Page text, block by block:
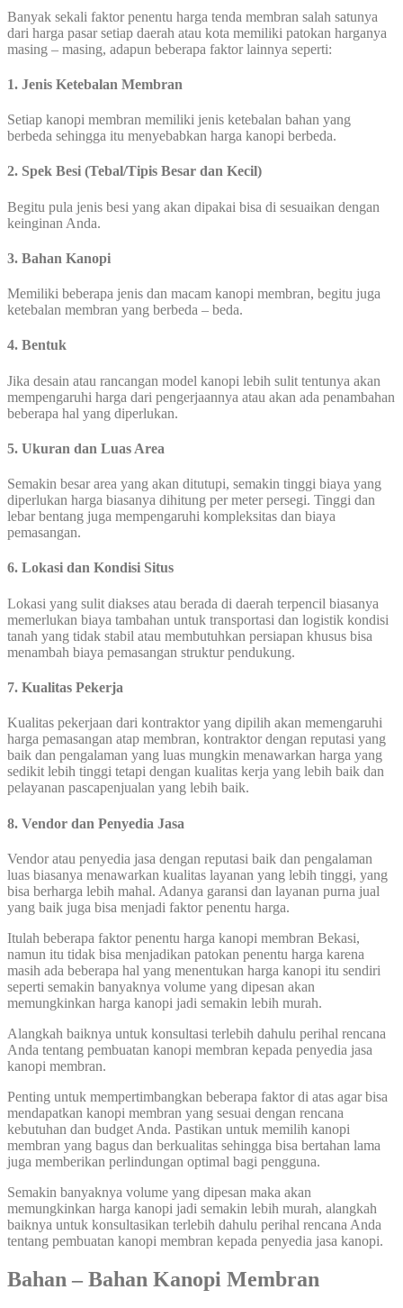
Banyak sekali faktor penentu harga tenda membran salah satunya
dari harga pasar setiap daerah atau kota memiliki patokan harganya
masing – masing, adapun beberapa faktor lainnya seperti:
1. Jenis Ketebalan Membran
Setiap kanopi membran memiliki jenis ketebalan bahan yang
berbeda sehingga itu menyebabkan harga kanopi berbeda.
2. Spek Besi (Tebal/Tipis Besar dan Kecil)
Begitu pula jenis besi yang akan dipakai bisa di sesuaikan dengan
keinginan Anda.
3. Bahan Kanopi
Memiliki beberapa jenis dan macam kanopi membran, begitu juga
ketebalan membran yang berbeda – beda.
4. Bentuk
Jika desain atau rancangan model kanopi lebih sulit tentunya akan
mempengaruhi harga dari pengerjaannya atau akan ada penambahan
beberapa hal yang diperlukan.
5. Ukuran dan Luas Area
Semakin besar area yang akan ditutupi, semakin tinggi biaya yang
diperlukan harga biasanya dihitung per meter persegi. Tinggi dan
lebar bentang juga mempengaruhi kompleksitas dan biaya
pemasangan.
6. Lokasi dan Kondisi Situs
Lokasi yang sulit diakses atau berada di daerah terpencil biasanya
memerlukan biaya tambahan untuk transportasi dan logistik kondisi
tanah yang tidak stabil atau membutuhkan persiapan khusus bisa
menambah biaya pemasangan struktur pendukung.
7. Kualitas Pekerja
Kualitas pekerjaan dari kontraktor yang dipilih akan memengaruhi
harga pemasangan atap membran, kontraktor dengan reputasi yang
baik dan pengalaman yang luas mungkin menawarkan harga yang
sedikit lebih tinggi tetapi dengan kualitas kerja yang lebih baik dan
pelayanan pascapenjualan yang lebih baik.
8. Vendor dan Penyedia Jasa
Vendor atau penyedia jasa dengan reputasi baik dan pengalaman
luas biasanya menawarkan kualitas layanan yang lebih tinggi, yang
bisa berharga lebih mahal. Adanya garansi dan layanan purna jual
yang baik juga bisa menjadi faktor penentu harga.
Itulah beberapa faktor penentu harga kanopi membran Bekasi,
namun itu tidak bisa menjadikan patokan penentu harga karena
masih ada beberapa hal yang menentukan harga kanopi itu sendiri
seperti semakin banyaknya volume yang dipesan akan
memungkinkan harga kanopi jadi semakin lebih murah.
Alangkah baiknya untuk konsultasi terlebih dahulu perihal rencana
Anda tentang pembuatan kanopi membran kepada penyedia jasa
kanopi membran.
Penting untuk mempertimbangkan beberapa faktor di atas agar bisa
mendapatkan kanopi membran yang sesuai dengan rencana
kebutuhan dan budget Anda. Pastikan untuk memilih kanopi
membran yang bagus dan berkualitas sehingga bisa bertahan lama
juga memberikan perlindungan optimal bagi pengguna.
Semakin banyaknya volume yang dipesan maka akan
memungkinkan harga kanopi jadi semakin lebih murah, alangkah
baiknya untuk konsultasikan terlebih dahulu perihal rencana Anda
tentang pembuatan kanopi membran kepada penyedia jasa kanopi.
Bahan – Bahan Kanopi Membran